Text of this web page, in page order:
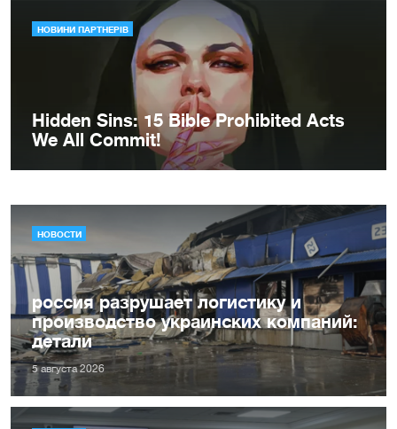
НОВОСТИ
россия разрушает логистику и
производство украинских компаний:
детали
5 августа 2026